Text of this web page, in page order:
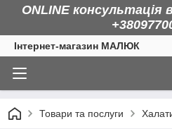
ONLINE консультація
Інтернет-магазин МАЛЮК
Товари та послуги